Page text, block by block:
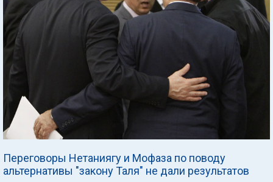
Переговоры Нетаниягу и Мофаза по поводу
альтернативы "закону Таля" не дали результатов